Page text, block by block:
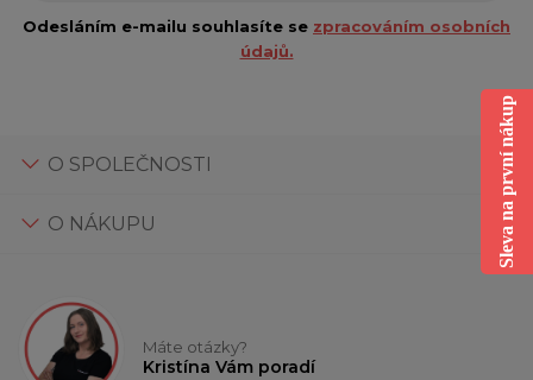
Odesláním e-mailu souhlasíte se zpracováním osobních
údajů.
O SPOLEČNOSTI
O NÁKUPU
Máte otázky?
Kristína Vám poradí
Sleva na první nákup